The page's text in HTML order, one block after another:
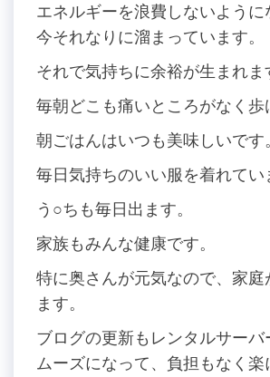
エネルギーを浪費しないように
今それなりに溜まっています。
それで気持ちに余裕が生まれま
毎朝どこも痛いところがなく歩
朝ごはんはいつも美味しいです。
毎日気持ちのいい服を着れてい
う○ちも毎日出ます。
家族もみんな健康です。
特に奥さんが元気なので、家庭
ます。
ブログの更新もレンタルサーバ
ムーズになって、負担もなく楽